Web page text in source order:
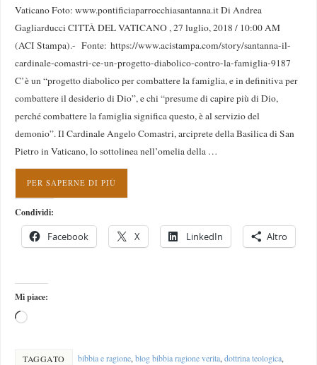
Vaticano Foto: www.pontificiaparrocchiasantanna.it Di Andrea
Gagliarducci CITTÀ DEL VATICANO , 27 luglio, 2018 / 10:00 AM
(ACI Stampa).- Fonte: https://www.acistampa.com/story/santanna-il-
cardinale-comastri-ce-un-progetto-diabolico-contro-la-famiglia-9187
C’è un “progetto diabolico per combattere la famiglia, e in definitiva per
combattere il desiderio di Dio”, e chi “presume di capire più di Dio,
perché combattere la famiglia significa questo, è al servizio del
demonio”. Il Cardinale Angelo Comastri, arciprete della Basilica di San
Pietro in Vaticano, lo sottolinea nell’omelia della …
PER SAPERNE DI PIÙ
Condividi:
Facebook X LinkedIn Altro
Mi piace:
TAGGATO bibbia e ragione, blog bibbia ragione verita, dottrina teologica,